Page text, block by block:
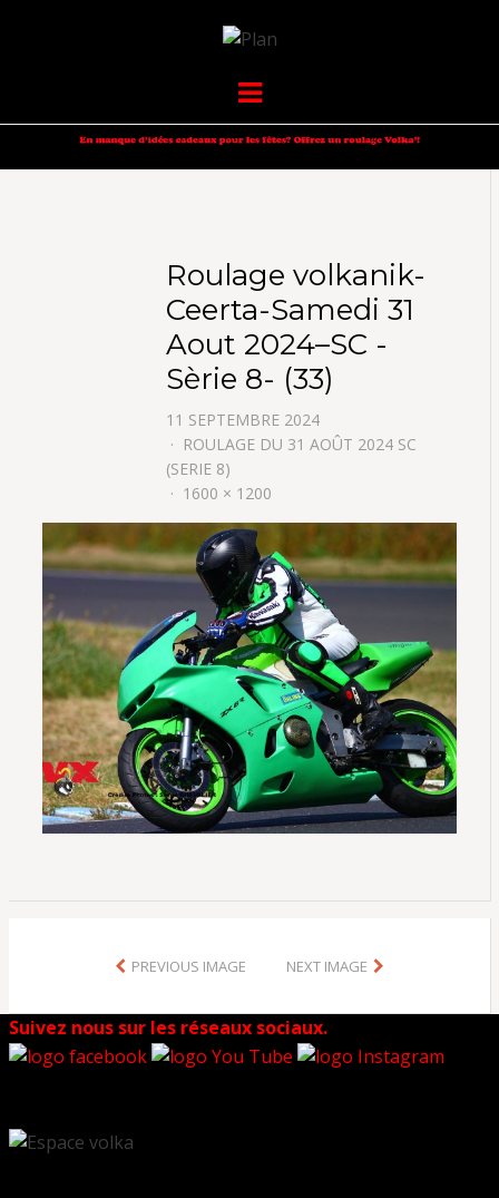
VOLKANIK-
ENDURANCE
Menu
Roulage volkanik-
Ceerta-Samedi 31
Aout 2024–SC -
Sèrie 8- (33)
11 SEPTEMBRE 2024
ROULAGE DU 31 AOÛT 2024 SC
(SERIE 8)
1600 × 1200
PREVIOUS IMAGE NEXT IMAGE
Suivez nous sur les réseaux sociaux.